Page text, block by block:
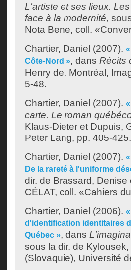
L'artiste et ses lieux.
face à la modernité,
Nota Bene, coll.
Chartier, Daniel (2007).
Côte-Nord », dans Récits
Henry de. Montréal,
5-48.
Chartier, Daniel (2007).
carte. Le roman
Klaus-Dieter et Dupuis,
Peter Lang, pp. 405-425.
Chartier, Daniel (2007).
De la rareté à l'uniforme
dir. de Brassard, Denise
CÉLAT, coll. «Cahiers
Chartier, Daniel (2006).
d'identification identitaires
Québec », dans
sous la dir. de Kylousek,
(Slovaquie), Université